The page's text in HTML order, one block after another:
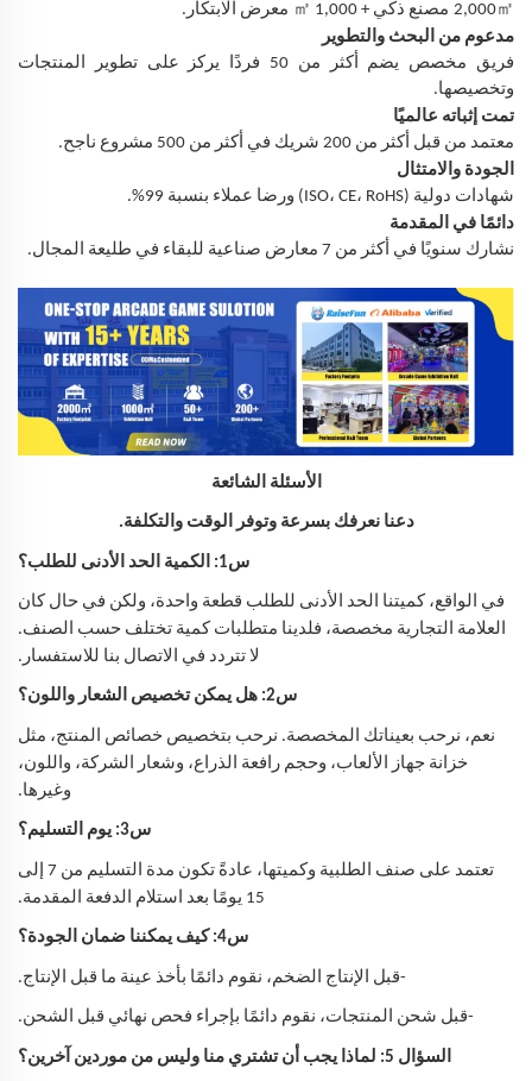
2,000㎡ مصنع ذكي + 1,000 ㎡ معرض الابتكار.
مدعوم من البحث والتطوير
فريق مخصص يضم أكثر من 50 فردًا يركز على تطوير المنتجات
وتخصيصها.
تمت إثباته عالميًا
معتمد من قبل أكثر من 200 شريك في أكثر من 500 مشروع ناجح.
الجودة والامتثال
شهادات دولية (ISO، CE، RoHS) ورضا عملاء بنسبة 99%.
دائمًا في المقدمة
نشارك سنويًا في أكثر من 7 معارض صناعية للبقاء في طليعة المجال.
الأسئلة الشائعة
دعنا نعرفك بسرعة وتوفر الوقت والتكلفة.
س1: الكمية الحد الأدنى للطلب؟
في الواقع، كميتنا الحد الأدنى للطلب قطعة واحدة، ولكن في حال كان
العلامة التجارية مخصصة، فلدينا متطلبات كمية تختلف حسب الصنف.
لا تتردد في الاتصال بنا للاستفسار.
س2: هل يمكن تخصيص الشعار واللون؟
نعم، نرحب بعيناتك المخصصة. نرحب بتخصيص خصائص المنتج، مثل
خزانة جهاز الألعاب، وحجم رافعة الذراع، وشعار الشركة، واللون،
وغيرها.
س3: يوم التسليم؟
تعتمد على صنف الطلبية وكميتها، عادةً تكون مدة التسليم من 7 إلى
15 يومًا بعد استلام الدفعة المقدمة.
س4: كيف يمكننا ضمان الجودة؟
-قبل الإنتاج الضخم، نقوم دائمًا بأخذ عينة ما قبل الإنتاج.
-قبل شحن المنتجات، نقوم دائمًا بإجراء فحص نهائي قبل الشحن.
السؤال 5: لماذا يجب أن تشتري منا وليس من موردين آخرين؟